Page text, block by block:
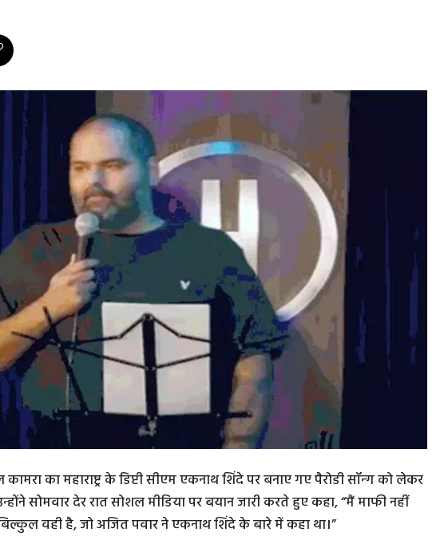
का महाराष्ट्र के डिप्टी सीएम एकनाथ शिंदे पर बनाए गए पैरोडी सॉन्ग को लेकर
सोमवार देर रात सोशल मीडिया पर बयान जारी करते हुए कहा, “मैं माफी नहीं
वही है, जो अजित पवार ने एकनाथ शिंदे के बारे में कहा था।”